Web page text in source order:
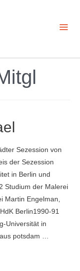
Sezession von
der Sezession
in Berlin und
Studium der Malerei
Martin Engelman,
Berlin1990-91
Universität in
potsdam …